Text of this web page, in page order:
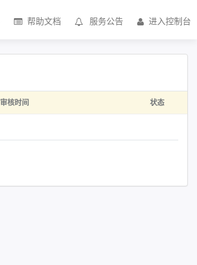
帮助文档 服务公告 进入控制台
审核时间 状态